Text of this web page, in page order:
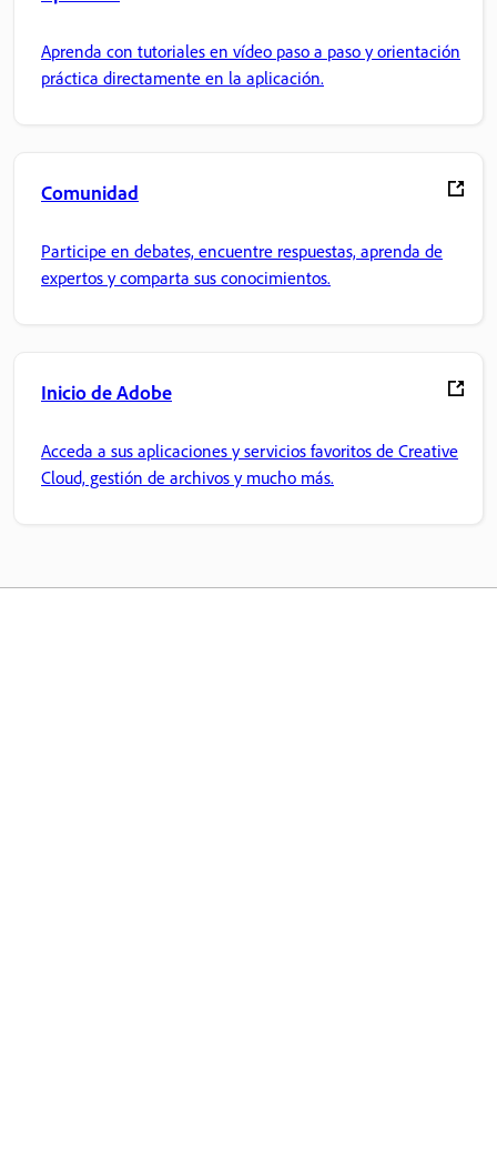
Aprenda con tutoriales en vídeo paso a paso y orientación
práctica directamente en la aplicación.
Comunidad
Participe en debates, encuentre respuestas, aprenda de
expertos y comparta sus conocimientos.
Inicio de Adobe
Acceda a sus aplicaciones y servicios favoritos de Creative
Cloud, gestión de archivos y mucho más.